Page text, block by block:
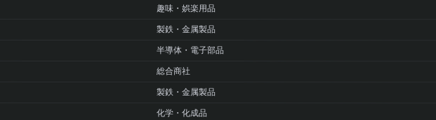
趣味・娯楽用品
製鉄・金属製品
半導体・電子部品
総合商社
製鉄・金属製品
化学・化成品